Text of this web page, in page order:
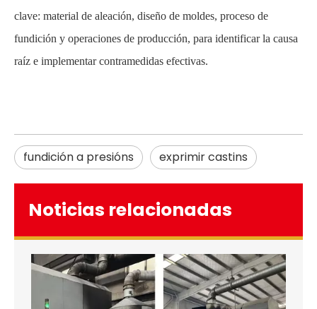
clave: material de aleación, diseño de moldes, proceso de
fundición y operaciones de producción, para identificar la causa
raíz e implementar contramedidas efectivas.
fundición a presións exprimir castins
Noticias relacionadas